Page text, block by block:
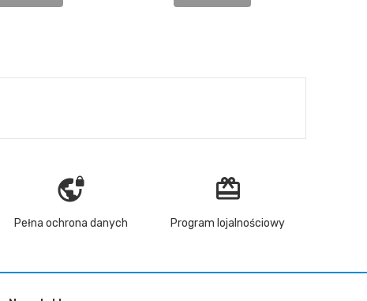
vpn_lock
Pełna ochrona danych
redeem
Program lojalnościowy